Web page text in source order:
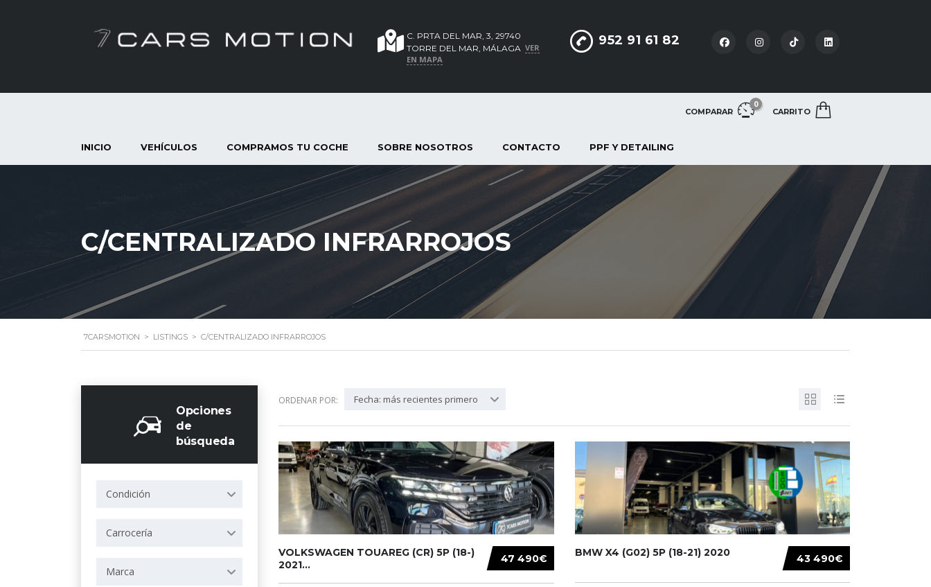
952 91 61 82
C. PRTA DEL MAR, 3, 29740
TORRE DEL MAR, MÁLAGA VER
EN MAPA
COMPARAR
0
CARRITO
INICIO VEHÍCULOS COMPRAMOS TU COCHE SOBRE NOSOTROS CONTACTO PPF Y DETAILING
C/CENTRALIZADO INFRARROJOS
7CARSMOTION > LISTINGS > C/CENTRALIZADO INFRARROJOS
Opciones
de
búsqueda
Condición
Carrocería
Marca
ORDENAR POR: Fecha: más recientes primero
47 490€
VOLKSWAGEN TOUAREG (CR) 5P (18-)
2021...
43 490€
BMW X4 (G02) 5P (18-21) 2020